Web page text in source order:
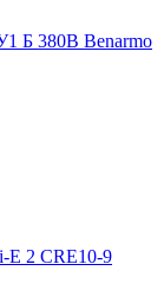
Б 380В Benarmo
E 2 CRE10-9